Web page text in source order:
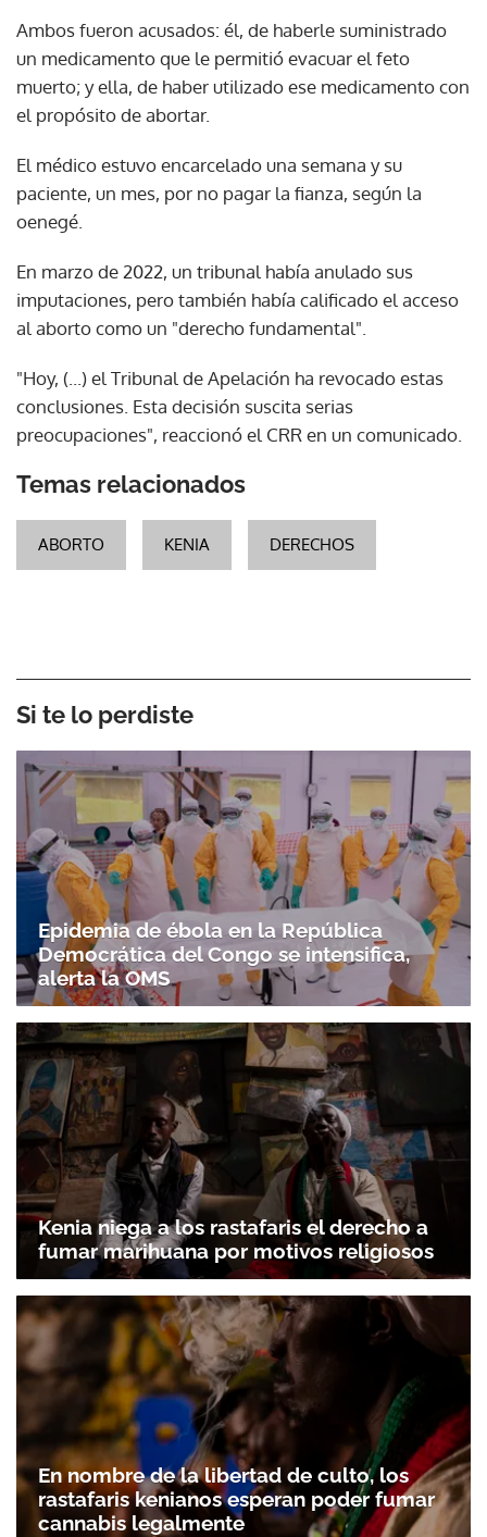
Ambos fueron acusados: él, de haberle suministrado
un medicamento que le permitió evacuar el feto
muerto; y ella, de haber utilizado ese medicamento con
el propósito de abortar.
El médico estuvo encarcelado una semana y su
paciente, un mes, por no pagar la fianza, según la
oenegé.
En marzo de 2022, un tribunal había anulado sus
imputaciones, pero también había calificado el acceso
al aborto como un "derecho fundamental".
"Hoy, (...) el Tribunal de Apelación ha revocado estas
conclusiones. Esta decisión suscita serias
preocupaciones", reaccionó el CRR en un comunicado.
Temas relacionados
ABORTO KENIA DERECHOS
Si te lo perdiste
Epidemia de ébola en la República
Democrática del Congo se intensifica,
alerta la OMS
Kenia niega a los rastafaris el derecho a
fumar marihuana por motivos religiosos
En nombre de la libertad de culto, los
rastafaris kenianos esperan poder fumar
cannabis legalmente